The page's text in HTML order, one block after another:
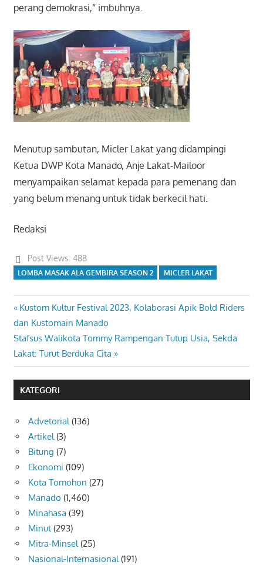
perang demokrasi,” imbuhnya.
Menutup sambutan, Micler Lakat yang didampingi
Ketua DWP Kota Manado, Anje Lakat-Mailoor
menyampaikan selamat kepada para pemenang dan
yang belum menang untuk tidak berkecil hati.
Redaksi
Post Views: 488
LOMBA MASAK ALA GEMBIRA SEASON 2 MICLER LAKAT
Navigasi
pos
Previous
Post:
Kustom Kultur Festival 2023, Kolaborasi Apik Bold Riders
dan Kustomain Manado
Next
Post:
Stafsus Walikota Tommy Rampengan Tutup Usia, Sekda
Lakat: Turut Berduka Cita
KATEGORI
Advetorial (136)
Artikel (3)
Bitung (7)
Ekonomi (109)
Kota Tomohon (27)
Manado (1,460)
Minahasa (39)
Minut (293)
Mitra-Minsel (25)
Nasional-Internasional (191)